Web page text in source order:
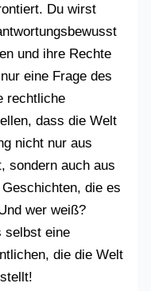
Du wirst
und ihre Rechte
eine Frage des
rechtliche
dass die Welt
nicht nur aus
sondern auch aus
die es
wer weiß?
selbst eine
die die Welt